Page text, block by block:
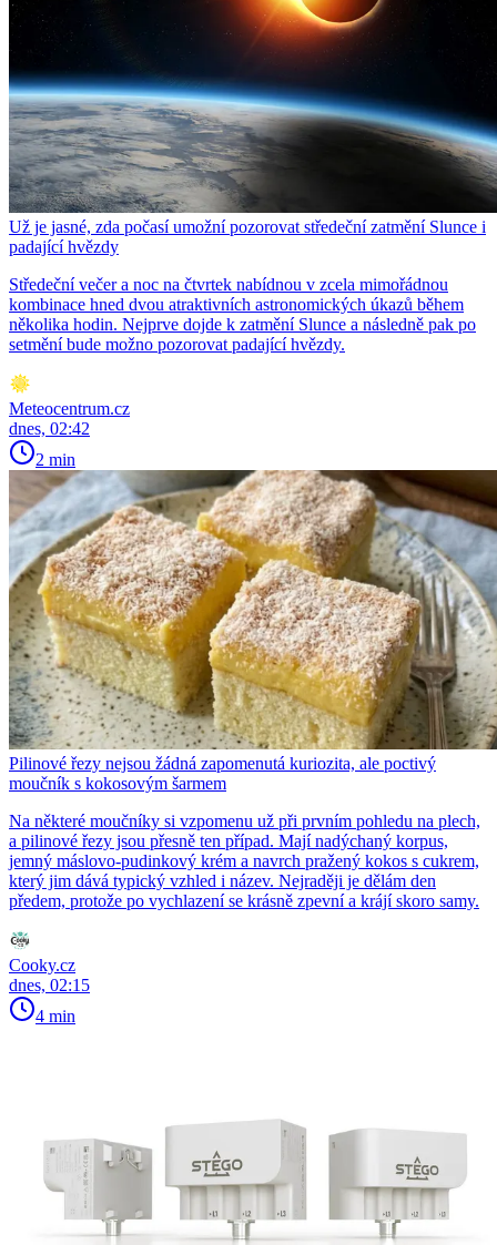
Už je jasné, zda počasí umožní pozorovat středeční zatmění Slunce i
padající hvězdy
Středeční večer a noc na čtvrtek nabídnou v zcela mimořádnou
kombinace hned dvou atraktivních astronomických úkazů během
několika hodin. Nejprve dojde k zatmění Slunce a následně pak po
setmění bude možno pozorovat padající hvězdy.
Meteocentrum.cz
dnes, 02:42
2 min
Pilinové řezy nejsou žádná zapomenutá kuriozita, ale poctivý
moučník s kokosovým šarmem
Na některé moučníky si vzpomenu už při prvním pohledu na plech,
a pilinové řezy jsou přesně ten případ. Mají nadýchaný korpus,
jemný máslovo-pudinkový krém a navrch pražený kokos s cukrem,
který jim dává typický vzhled i název. Nejraději je dělám den
předem, protože po vychlazení se krásně zpevní a krájí skoro samy.
Cooky.cz
dnes, 02:15
4 min